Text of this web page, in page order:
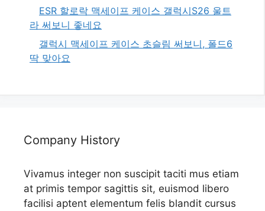
ESR 할로락 맥세이프 케이스 갤럭시S26 울트
라 써보니 좋네요
갤럭시 맥세이프 케이스 초슬림 써보니, 폴드6
딱 맞아요
Company History
Vivamus integer non suscipit taciti mus etiam
at primis tempor sagittis sit, euismod libero
facilisi aptent elementum felis blandit cursus